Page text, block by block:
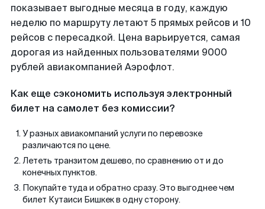
показывает выгодные месяца в году, каждую
неделю по маршруту летают 5 прямых рейсов и 10
рейсов с пересадкой. Цена варьируется, самая
дорогая из найденных пользователями 9000
рублей авиакомпанией Аэрофлот.
Как еще сэкономить используя электронный
билет на самолет без комиссии?
У разных авиакомпаний услуги по перевозке
различаются по цене.
Лететь транзитом дешево, по сравнению от и до
конечных пунктов.
Покупайте туда и обратно сразу. Это выгоднее чем
билет Кутаиси Бишкек в одну сторону.